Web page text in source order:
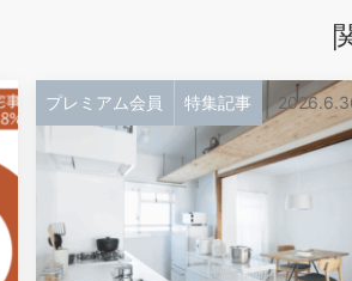
プレミアム会員 特集記事